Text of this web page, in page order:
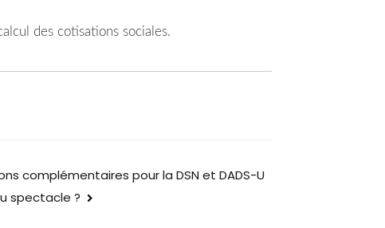
des cotisations sociales.
complémentaires pour la DSN et DADS-U
spectacle ?